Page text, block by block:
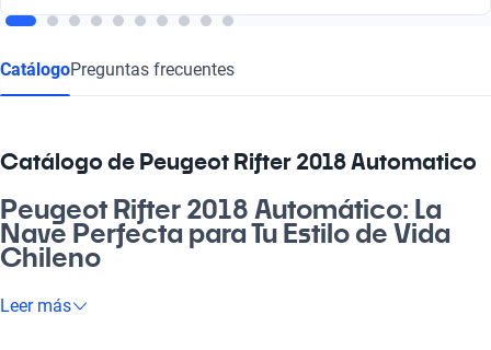
CatálogoPreguntas frecuentes
Catálogo de Peugeot Rifter 2018 Automatico
Peugeot Rifter 2018 Automático: La
Nave Perfecta para Tu Estilo de Vida
Chileno
¿Estás buscando un vehículo que se adapte a tus necesidades
Leer más